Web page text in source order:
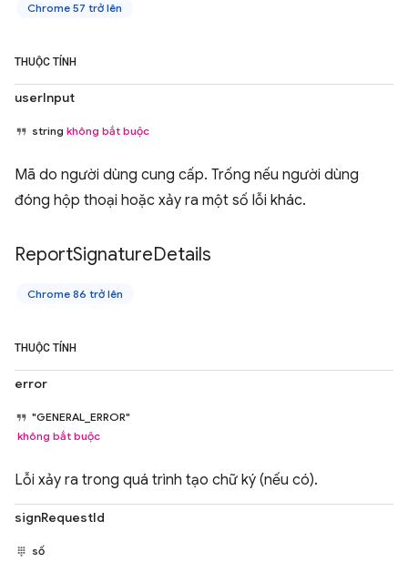
Chrome 57 trở lên
THUỘC TÍNH
userInput
string không bắt buộc
Mã do người dùng cung cấp. Trống nếu người dùng
đóng hộp thoại hoặc xảy ra một số lỗi khác.
ReportSignatureDetails
Chrome 86 trở lên
THUỘC TÍNH
error
"GENERAL_ERROR"
không bắt buộc
Lỗi xảy ra trong quá trình tạo chữ ký (nếu có).
signRequestId
số